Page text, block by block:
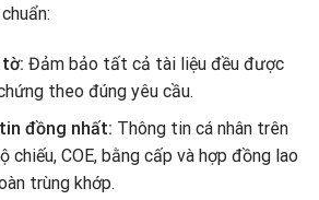
Đảm bảo tất cả tài liệu đều được
theo đúng yêu cầu.
đồng nhất: Thông tin cá nhân trên
chiếu, COE, bằng cấp và hợp đồng lao
trùng khớp.